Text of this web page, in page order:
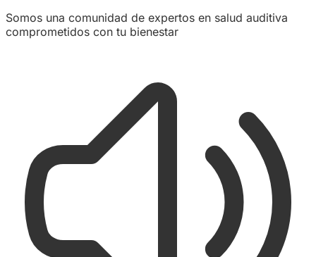
Somos una comunidad de expertos en salud auditiva
comprometidos con tu bienestar